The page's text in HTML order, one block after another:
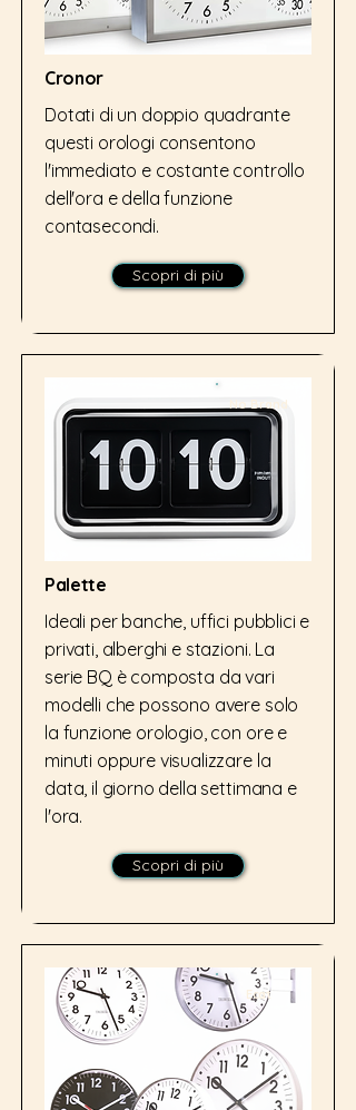
Cronor
Dotati di un doppio quadrante
questi orologi consentono
l'immediato e costante controllo
dell'ora e della funzione
contasecondi.
Scopri di più
No Brand
Palette
Ideali per banche, uffici pubblici e
privati, alberghi e stazioni. La
serie BQ è composta da vari
modelli che possono avere solo
la funzione orologio, con ore e
minuti oppure visualizzare la
data, il giorno della settimana e
l'ora.
Scopri di più
Ecat